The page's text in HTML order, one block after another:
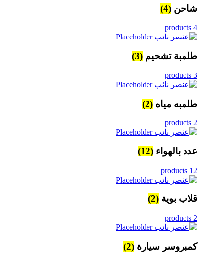
شاحن (4)
4 products
طلمبة تشحيم (3)
3 products
طلمبه مياه (2)
2 products
عدد بالهواء (12)
12 products
قلاب بوية (2)
2 products
كمبروسر سيارة (2)